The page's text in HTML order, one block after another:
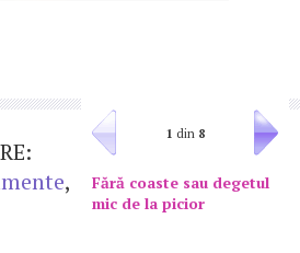
1 din 8
Fără coaste sau degetul
mic de la picior
,